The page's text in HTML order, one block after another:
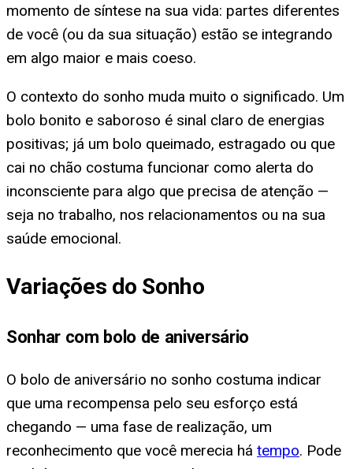
momento de síntese na sua vida: partes diferentes
de você (ou da sua situação) estão se integrando
em algo maior e mais coeso.
O contexto do sonho muda muito o significado. Um
bolo bonito e saboroso é sinal claro de energias
positivas; já um bolo queimado, estragado ou que
cai no chão costuma funcionar como alerta do
inconsciente para algo que precisa de atenção —
seja no trabalho, nos relacionamentos ou na sua
saúde emocional.
Variações do Sonho
Sonhar com bolo de aniversário
O bolo de aniversário no sonho costuma indicar
que uma recompensa pelo seu esforço está
chegando — uma fase de realização, um
reconhecimento que você merecia há tempo. Pode